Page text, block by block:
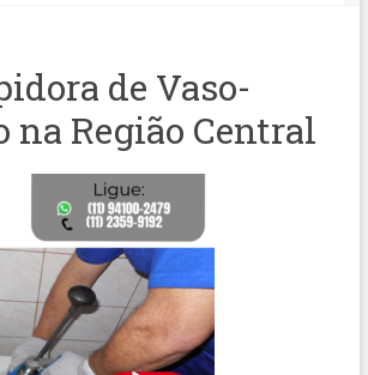
de Vaso-
na Região Central